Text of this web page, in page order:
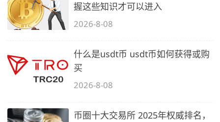
握这些知识才可以进入
2026-8-08
什么是usdt币 usdt币如何获得或购
买
2026-8-08
币圈十大交易所 2025年权威排名，